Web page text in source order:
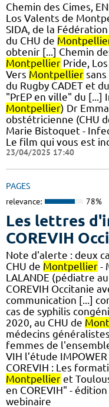
Chemin des Cimes,
Los Valents de
SIDA, de la
du CHU de
obtenir [...] Chemin
Montpellier Pride,
Vers Montpellier
du Rugby CADET et
"PrEP en ville" du [...]
Montpellier) Dr
obstétricienne (CHU
Marie Bistoquet -
Le film qui vous est
23/04/2025 17:40
PAGES
relevance: 78%
Les lettres
COREVIH
Note d'alerte : deux
CHU de Montpellier -
LALANDE (pédiatre
COREVIH Occitanie
communication [...]
cas de syphilis
2020, au CHU de
médecins
femmes de
VIH l’étude
COREVIH : Les
Montpellier et
en COREVIH" -
webinaire